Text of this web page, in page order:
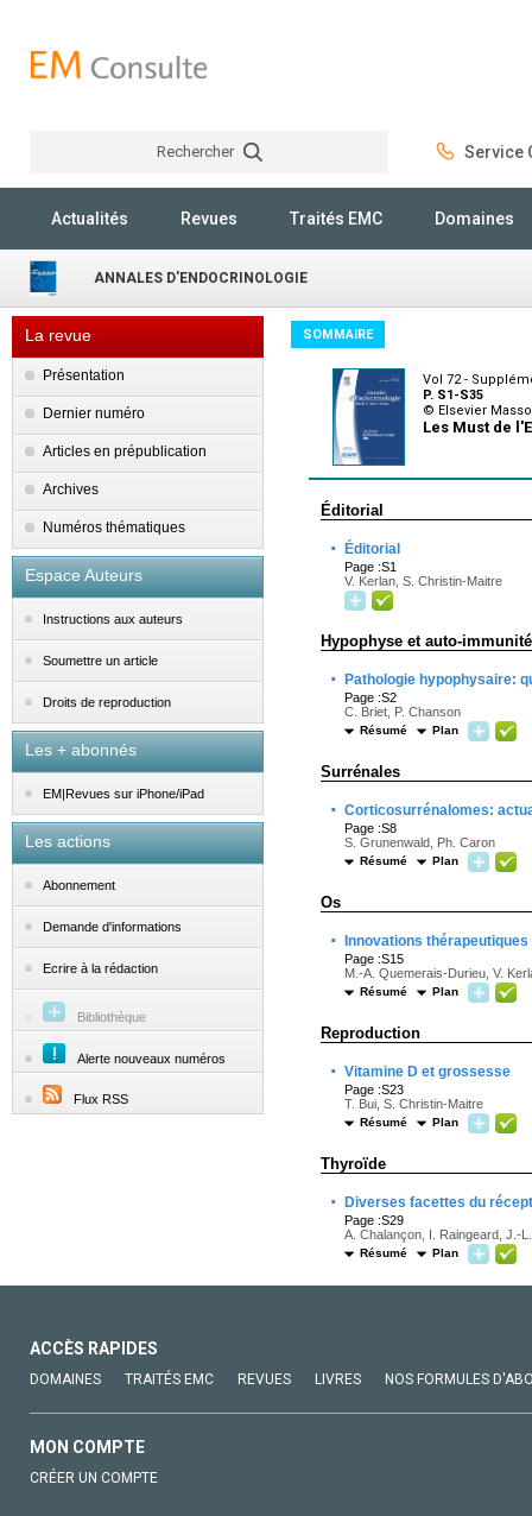
Rechercher Service
Actualités Revues Traités EMC Domaines
ANNALES D'ENDOCRINOLOGIE
La revue
Présentation
Dernier numéro
Articles en prépublication
Archives
Numéros thématiques
Espace Auteurs
Instructions aux auteurs
Soumettre un article
Droits de reproduction
Les + abonnés
EM|Revues sur iPhone/iPad
Les actions
Abonnement
Demande d'informations
Ecrire à la rédaction
Bibliothèque
Alerte nouveaux numéros
Flux RSS
SOMMAIRE
Vol 72 -
P. S1-S35
© Elsevier
Les Must de
Éditorial
· Éditorial
Page :S1
V. Kerlan, S. Christin-Maitre
Hypophyse et auto-immunité
· Pathologie hypophysaire:
Page :S2
C. Briet, P. Chanson
Résumé Plan
Surrénales
· Corticosurrénalomes:
Page :S8
S. Grunenwald, Ph. Caron
Résumé Plan
Os
· Innovations
Page :S15
M.-A. Quemerais-Durieu, V.
Résumé Plan
Reproduction
· Vitamine D et grossesse
Page :S23
T. Bui, S. Christin-Maitre
Résumé Plan
Thyroïde
· Diverses facettes du
Page :S29
A. Chalançon, I. Raingeard, J.-
Résumé Plan
ACCÈS RAPIDES
DOMAINES TRAITÉS EMC REVUES LIVRES NOS FORMULES
MON COMPTE
CRÉER UN COMPTE